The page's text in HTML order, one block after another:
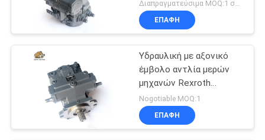
Τελεφερίκ συντήρηση
επισκευή ανακατασκευή
ΕΠΑΦΉ
Υδραυλική με αξονικό
έμβολο αντλία μερών
μηχανών Rexroth
A4vg180 για τη μίξη του
τυμπάνου
Nogotiable MOQ:1
ΕΠΑΦΉ